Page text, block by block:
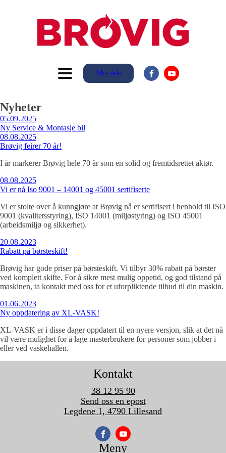
Min side
Nyheter
05.09.2025
Ny Service & Montasje bil
08.08.2025
Brøvig feirer 70 år!
I år markerer Brøvig hele 70 år som en solid og fremtidsrettet aktør.
08.08.2025
Vi er nå Iso 9001 – 14001 og 45001 sertifiserte
Vi er stolte over å kunngjøre at Brøvig nå er sertifisert i henhold til ISO
9001 (kvalitetsstyring), ISO 14001 (miljøstyring) og ISO 45001
(arbeidsmiljø og sikkerhet).
20.08.2023
Rabatt på børsteskift!
Brøvig har gode priser på børsteskift. Vi tilbyr 30% rabatt på børster
ved komplett skifte. For å sikre mest mulig oppetid, og god tilstand på
maskinen, ta kontakt med oss for et uforpliktende tilbud til din maskin.
01.06.2023
Ny oppdatering av XL-VASK!
XL-VASK er i disse dager oppdatert til en nyere versjon, slik at det nå
vil være mulighet for å lage masterbrukere for personer som jobber i
eller ved vaskehallen.
Kontakt
38 12 95 90
Send oss en epost
Legdene 1, 4790 Lillesand
Meny